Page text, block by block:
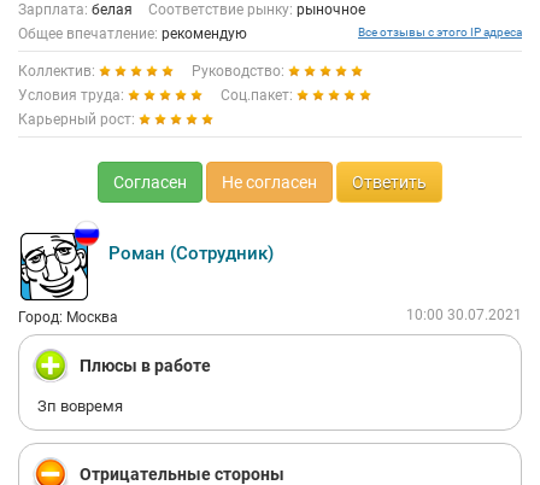
Зарплата: белая Соответствие рынку: рыночное
Общее впечатление: рекомендую Все отзывы с этого IP адреса
Коллектив:
Руководство:
Условия труда:
Соц.пакет:
Карьерный рост:
Согласен Не согласен Ответить
Роман (Сотрудник)
Город: Москва 10:00 30.07.2021
Плюсы в работе
Зп вовремя
Отрицательные стороны